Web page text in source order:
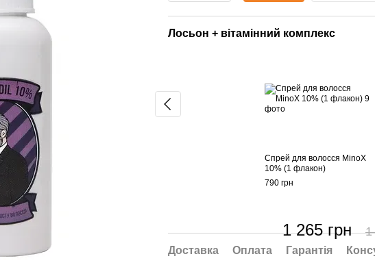
Лосьон + вітамінний комплекс
Cпрей для волосся MinoX
10% (1 флакон)
790 грн
1 265 грн 1
Доставка Оплата Гарантія